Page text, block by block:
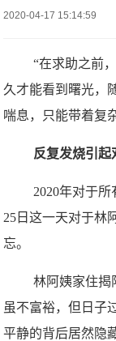
2020-04-17 15:14:59
“在求助之前
久才能看到曙光，
喘息，只能带着复
反复发烧引起
2020年对于
25日这一天对于林
忘。
林阿姨家住揭
虽不富裕，但日子
平静的背后居然隐